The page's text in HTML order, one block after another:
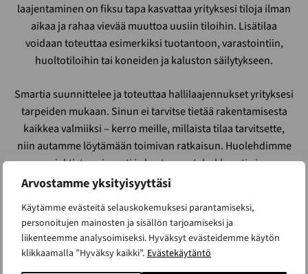
Arvostamme yksityisyyttäsi
Käytämme evästeitä selauskokemuksesi parantamiseksi,
personoitujen mainosten ja sisällön tarjoamiseksi ja
liikenteemme analysoimiseksi. Hyväksyt evästeidemme käytön
klikkaamalla ”Hyväksy kaikki”. Evästekäytäntö
laajentaminen on fiksu tapa kasvattaa yrityksesi tiloja ilman
aikaa ja rahaa vievää muuttoa uusiin tiloihin. Lisätilaa
voidaan toteuttaa esimerkiksi tuotantoon, varastointiin,
huoltotiloihin tai koneiden ja kaluston säilytykseen.
Smartia suunnittelee ja toteuttaa hallilaajennukset yrityksesi
tarpeiden mukaan. Sinun ei tarvitse tietää rakentamisesta
kaikkea valmiiksi – kerro meille, millaista tilaa tarvitsette,
niin autamme löytämään toimivan ratkaisun. Huolehdimme
projektista sujuvasti ja kustannustehokkaasti aina
suunnittelusta valmiiseen halliin asti.
Hallilaajennus S4